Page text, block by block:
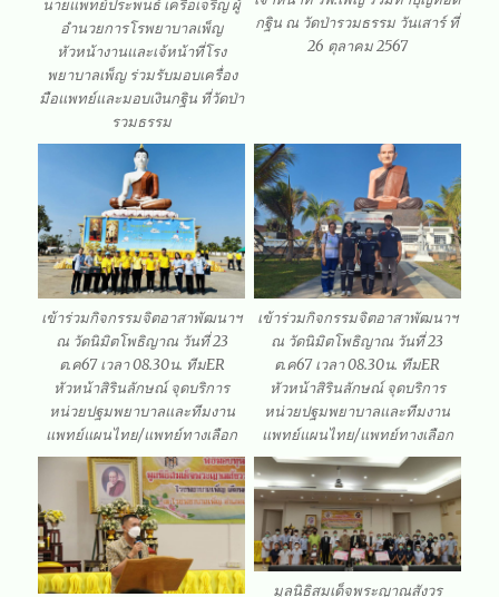
นายแพทย์ประพนธ์ เครือเจริญ ผู้
อำนวยการโรพยาบาลเพ็ญ
หัวหน้างานและเจ้หน้าที่โรง
พยาบาลเพ็ญ ร่วมรับมอบเครื่อง
มือแพทย์และมอบเงินกฐิน ที่วัดป่า
รวมธรรม
กฐิน ณ วัดป่ารวมธรรม วันเสาร์ ที่
26 ตุลาคม 2567
เข้าร่วมกิจกรรมจิตอาสาพัฒนาฯ
ณ วัดนิมิตโพธิญาณ วันที่ 23
ต.ค67 เวลา 08.30น. ทีมER
หัวหน้าสิรินลักษณ์ จุดบริการ
หน่วยปฐมพยาบาลและทีมงาน
แพทย์แผนไทย/แพทย์ทางเลือก
เข้าร่วมกิจกรรมจิตอาสาพัฒนาฯ
ณ วัดนิมิตโพธิญาณ วันที่ 23
ต.ค67 เวลา 08.30น. ทีมER
หัวหน้าสิรินลักษณ์ จุดบริการ
หน่วยปฐมพยาบาลและทีมงาน
แพทย์แผนไทย/แพทย์ทางเลือก
มูลนิธิสมเด็จพระญาณสังวร